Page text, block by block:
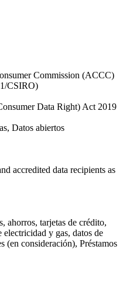
Commission (ACCC)
CSIRO)
Data Right) Act 2019
Datos abiertos
accredited data recipients as
ahorros, tarjetas de crédito,
electricidad y gas, datos de
(en consideración), Préstamos